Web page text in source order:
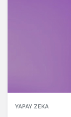
YAPAY ZEKA